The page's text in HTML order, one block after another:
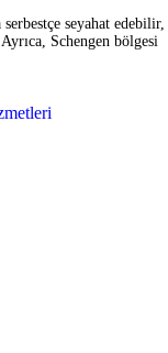
seyahat edebilir,
Schengen bölgesi